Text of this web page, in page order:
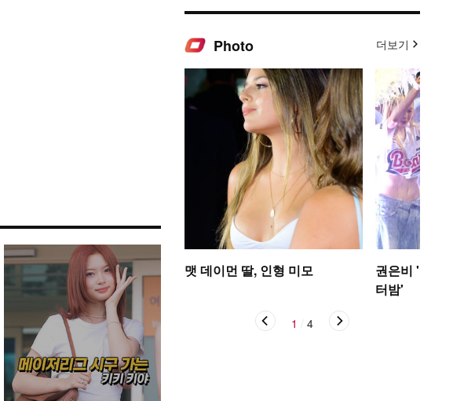
Photo 더보기
맷 데이먼 딸, 인형 미모
권은비 '야구장
터밤'
1 4